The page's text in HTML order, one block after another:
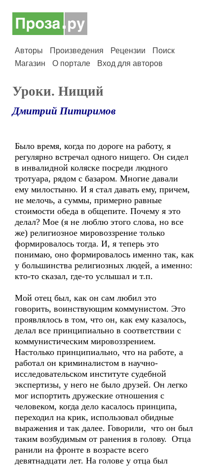
Авторы Произведения Рецензии
Поиск
Магазин
О портале Вход для авторов
Уроки. Нищий
Дмитрий Питиримов
Было время, когда по дороге на работу, я
регулярно встречал одного нищего. Он сидел
в инвалидной коляске посреди людного
тротуара, рядом с базаром. Многие давали
ему милостыню. И я стал давать ему, причем,
не мелочь, а суммы, примерно равные
стоимости обеда в общепите. Почему я это
делал? Мое (я не люблю этого слова, но все
же) религиозное мировоззрение только
формировалось тогда. И, я теперь это
понимаю, оно формировалось именно так, как
у большинства религиозных людей, а именно:
кто-то сказал, где-то услышал и т.п.
Мой отец был, как он сам любил это
говорить, воинствующим коммунистом. Это
проявлялось в том, что он, как ему казалось,
делал все принципиально в соответствии с
коммунистическим мировоззрением.
Настолько принципиально, что на работе, а
работал он криминалистом в научно-
исследовательском институте судебной
экспертизы, у него не было друзей. Он легко
мог испортить дружеские отношения с
человеком, когда дело касалось принципа,
переходил на крик, использовал обидные
выражения и так далее. Говорили, что он был
таким возбудимым от ранения в голову. Отца
ранили на фронте в возрасте всего
девятнадцати лет. На голове у отца был